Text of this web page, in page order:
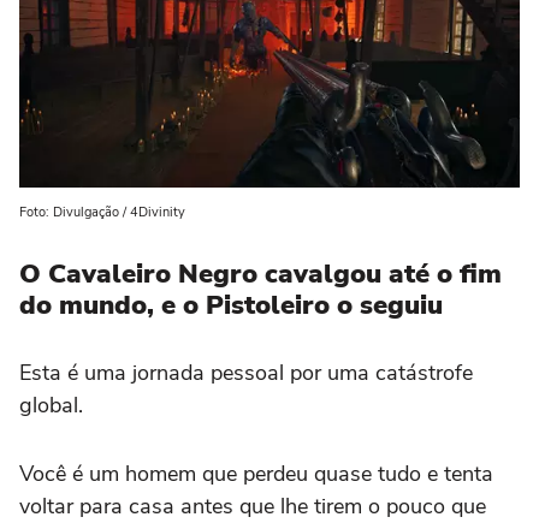
Foto: Divulgação / 4Divinity
O Cavaleiro Negro cavalgou até o fim
do mundo, e o Pistoleiro o seguiu
Esta é uma jornada pessoal por uma catástrofe
global.
Você é um homem que perdeu quase tudo e tenta
voltar para casa antes que lhe tirem o pouco que